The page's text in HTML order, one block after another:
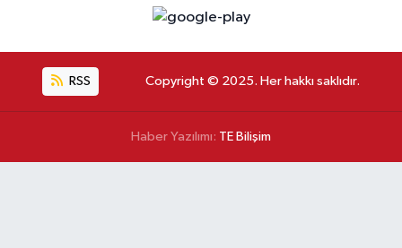
RSS Copyright © 2025. Her hakkı saklıdır.
Haber Yazılımı: TE Bilişim